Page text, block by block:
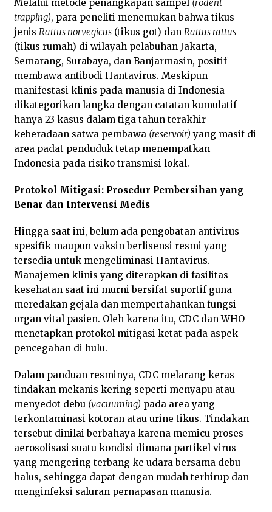
Melalui metode penangkapan sampel (rodent
trapping), para peneliti menemukan bahwa tikus
jenis Rattus norvegicus(tikus got) dan Rattus rattus
(tikus rumah) di wilayah pelabuhan Jakarta,
Semarang, Surabaya, dan Banjarmasin, positif
membawa antibodi Hantavirus. Meskipun
manifestasi klinis pada manusia di Indonesia
dikategorikan langka dengan catatan kumulatif
hanya 23 kasus dalam tiga tahun terakhir
keberadaan satwa pembawa (reservoir) yang masif di
area padat penduduk tetap menempatkan
Indonesia pada risiko transmisi lokal.
Protokol Mitigasi: Prosedur Pembersihan yang
Benar dan Intervensi Medis
Hingga saat ini, belum ada pengobatan antivirus
spesifik maupun vaksin berlisensi resmi yang
tersedia untuk mengeliminasi Hantavirus.
Manajemen klinis yang diterapkan di fasilitas
kesehatan saat ini murni bersifat suportif guna
meredakan gejala dan mempertahankan fungsi
organ vital pasien. Oleh karena itu, CDC dan WHO
menetapkan protokol mitigasi ketat pada aspek
pencegahan di hulu.
Dalam panduan resminya, CDC melarang keras
tindakan mekanis kering seperti menyapu atau
menyedot debu (vacuuming) pada area yang
terkontaminasi kotoran atau urine tikus. Tindakan
tersebut dinilai berbahaya karena memicu proses
aerosolisasi suatu kondisi dimana partikel virus
yang mengering terbang ke udara bersama debu
halus, sehingga dapat dengan mudah terhirup dan
menginfeksi saluran pernapasan manusia.